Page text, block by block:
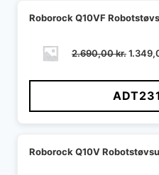
Roborock Q10VF
2.690,00kr.Den
pris
var:
Roborock Q10V